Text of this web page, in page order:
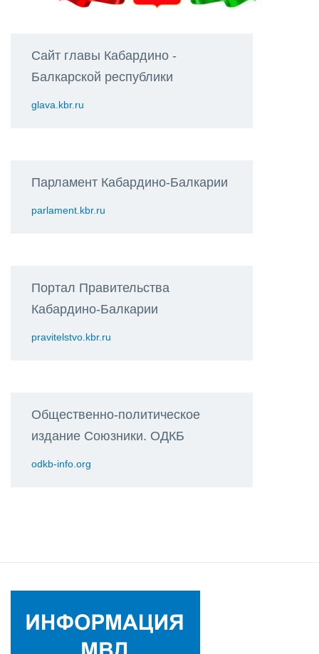
Сайт главы Кабардино -
Балкарской республики
glava.kbr.ru
Парламент Кабардино-Балкарии
parlament.kbr.ru
Портал Правительства
Кабардино-Балкарии
pravitelstvo.kbr.ru
Общественно-политическое
издание Союзники. ОДКБ
odkb-info.org